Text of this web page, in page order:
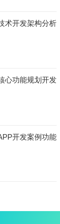
术开发架构分析
心功能规划开发
开发案例功能